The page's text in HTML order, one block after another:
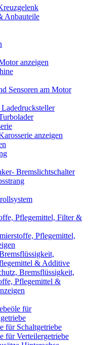
Anbauteile
anzeigen
Sensoren am Motor
anzeigen
Bremslichtschalter
Pflegemittel, Filter &
Pflegemittel,
& Additive
Bremsflüssigkeit,
Pflegemittel &
für
für Schaltgetriebe
für Verteilergetriebe